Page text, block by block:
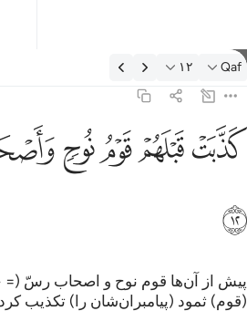
تفسیر: Qaf ۱۲:۵۰
Qaf ۱۲
كذبت قبلهم قوم نوح واصحاب الرس وثمود ١٢
كَذَّبَتْ قَبْلَهُمْ قَوْمُ نُوحٍۢ وَأَصْحَـٰبُ ٱلرَّسِّ
ﲫﲬﲭﲮ
ﲲ
پیش از آن‌ها قوم نوح و اصحاب رسّ (=
(قوم) ثمود (پیامبران‌شان را) تکذیب